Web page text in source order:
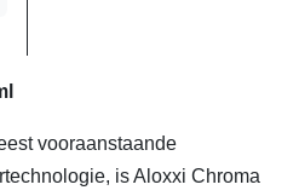
vooraanstaande
is Aloxxi Chroma